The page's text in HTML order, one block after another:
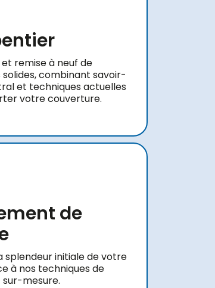
remise à neuf de
combinant savoir-
et techniques actuelles
votre couverture.
de
splendeur initiale de votre
à nos techniques de
mesure.